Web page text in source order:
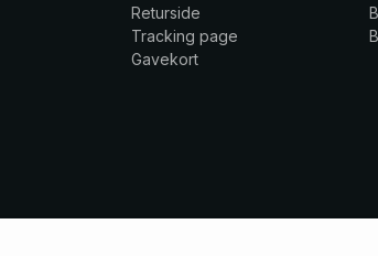
Returside
Tracking page
Gavekort